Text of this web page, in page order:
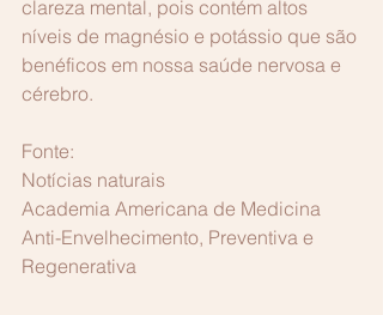
clareza mental, pois contém altos
níveis de magnésio e potássio que são
benéficos em nossa saúde nervosa e
cérebro.
Fonte:
Notícias naturais
Academia Americana de Medicina
Anti-Envelhecimento, Preventiva e
Regenerativa